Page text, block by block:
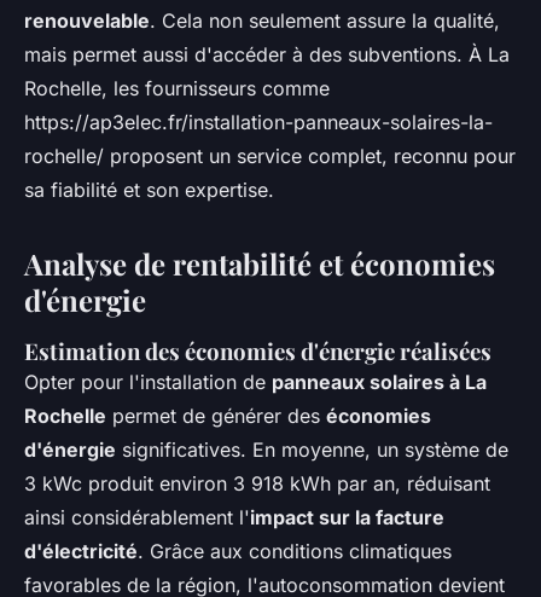
renouvelable. Cela non seulement assure la qualité,
mais permet aussi d'accéder à des subventions. À La
Rochelle, les fournisseurs comme
https://ap3elec.fr/installation-panneaux-solaires-la-
rochelle/ proposent un service complet, reconnu pour
sa fiabilité et son expertise.
Analyse de rentabilité et économies
d'énergie
Estimation des économies d'énergie réalisées
Opter pour l'installation de panneaux solaires à La
Rochelle permet de générer des économies
d'énergie significatives. En moyenne, un système de
3 kWc produit environ 3 918 kWh par an, réduisant
ainsi considérablement l'impact sur la facture
d'électricité. Grâce aux conditions climatiques
favorables de la région, l'autoconsommation devient